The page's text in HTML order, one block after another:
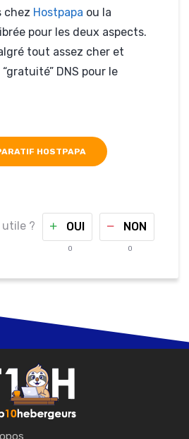
chez Hostpapa ou la
pour les deux aspects.
tout assez cher et
DNS pour le
HOSTPAPA
utile ? OUI
0
NON
0